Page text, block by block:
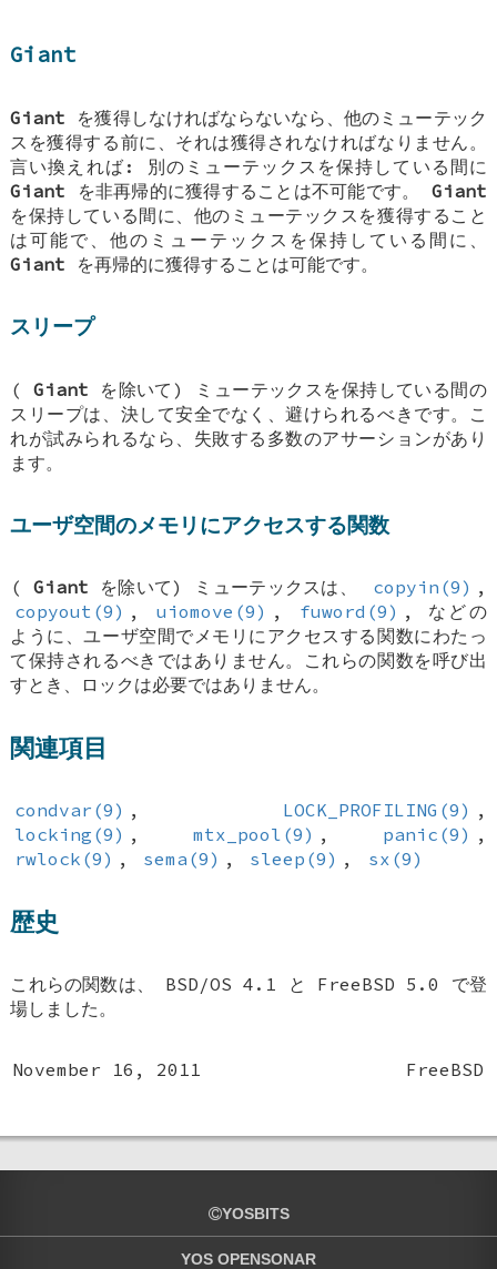
Giant
Giant を獲得しなければならないなら、他のミューテック
スを獲得する前に、それは獲得されなければなりません。
言い換えれば: 別のミューテックスを保持している間に
Giant を非再帰的に獲得することは不可能です。 Giant
を保持している間に、他のミューテックスを獲得すること
は可能で、他のミューテックスを保持している間に、
Giant を再帰的に獲得することは可能です。
スリープ
( Giant を除いて) ミューテックスを保持している間の
スリープは、決して安全でなく、避けられるべきです。こ
れが試みられるなら、失敗する多数のアサーションがあり
ます。
ユーザ空間のメモリにアクセスする関数
( Giant を除いて) ミューテックスは、 copyin(9) ,
copyout(9) , uiomove(9) , fuword(9) , などの
ように、ユーザ空間でメモリにアクセスする関数にわたっ
て保持されるべきではありません。これらの関数を呼び出
すとき、ロックは必要ではありません。
関連項目
condvar(9) , LOCK_PROFILING(9) ,
locking(9) , mtx_pool(9) , panic(9) ,
rwlock(9) , sema(9) , sleep(9) , sx(9)
歴史
これらの関数は、 BSD/OS 4.1 と FreeBSD 5.0
で登
場しました。
November 16, 2011 FreeBSD
YOSBITS
YOS OPENSONAR